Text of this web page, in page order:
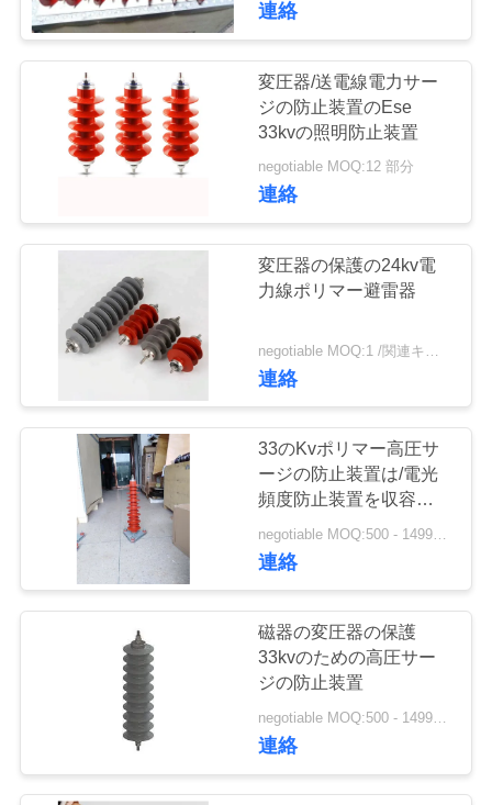
地
PRIVACY
連絡
変圧器/送電線電力サー
ジの防止装置のEse
33kvの照明防止装置
negotiable MOQ:12 部分
連絡
変圧器の保護の24kv電
力線ポリマー避雷器
連絡
33のKvポリマー高圧サ
ージの防止装置は/電光
頻度防止装置を収容しま
negotiable MOQ:500 - 1499部分
連絡
磁器の変圧器の保護
33kvのための高圧サー
ジの防止装置
negotiable MOQ:500 - 1499部分
連絡